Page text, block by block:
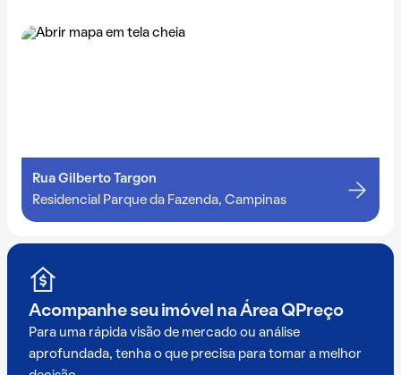
Rua Gilberto Targon
Residencial Parque da Fazenda, Campinas
Acompanhe seu imóvel na Área QPreço
Para uma rápida visão de mercado ou análise
aprofundada, tenha o que precisa para tomar a melhor